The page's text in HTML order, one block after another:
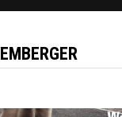
EMBERGER